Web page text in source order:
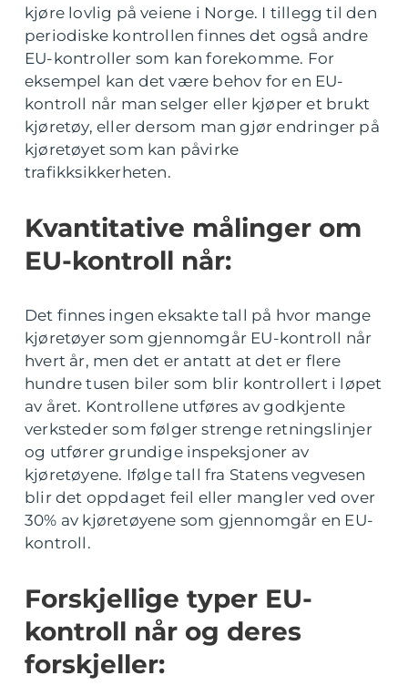
kjøre lovlig på veiene i Norge. I tillegg til den
periodiske kontrollen finnes det også andre
EU-kontroller som kan forekomme. For
eksempel kan det være behov for en EU-
kontroll når man selger eller kjøper et brukt
kjøretøy, eller dersom man gjør endringer på
kjøretøyet som kan påvirke
trafikksikkerheten.
Kvantitative målinger om
EU-kontroll når:
Det finnes ingen eksakte tall på hvor mange
kjøretøyer som gjennomgår EU-kontroll når
hvert år, men det er antatt at det er flere
hundre tusen biler som blir kontrollert i løpet
av året. Kontrollene utføres av godkjente
verksteder som følger strenge retningslinjer
og utfører grundige inspeksjoner av
kjøretøyene. Ifølge tall fra Statens vegvesen
blir det oppdaget feil eller mangler ved over
30% av kjøretøyene som gjennomgår en EU-
kontroll.
Forskjellige typer EU-
kontroll når og deres
forskjeller: